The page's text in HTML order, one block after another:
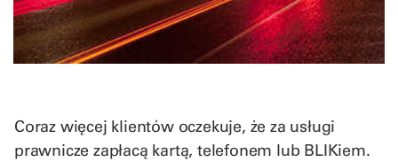
Coraz więcej klientów oczekuje, że za usługi
prawnicze zapłacą kartą, telefonem lub BLIKiem.